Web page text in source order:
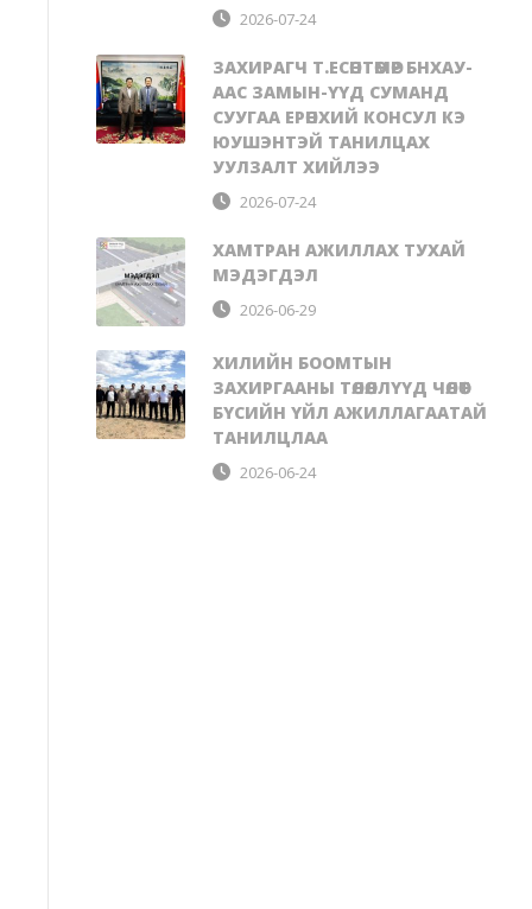
2026-07-24
ЗАХИРАГЧ Т.ЕСӨНТӨМӨР БНХАУ-
ААС ЗАМЫН-ҮҮД СУМАНД
СУУГАА ЕРӨНХИЙ КОНСУЛ КЭ
ЮУШЭНТЭЙ ТАНИЛЦАХ
УУЛЗАЛТ ХИЙЛЭЭ
2026-07-24
ХАМТРАН АЖИЛЛАХ ТУХАЙ
МЭДЭГДЭЛ
2026-06-29
ХИЛИЙН БООМТЫН
ЗАХИРГААНЫ ТӨЛӨӨЛЛҮҮД ЧӨЛӨӨТ
БҮСИЙН ҮЙЛ АЖИЛЛАГААТАЙ
ТАНИЛЦЛАА
2026-06-24